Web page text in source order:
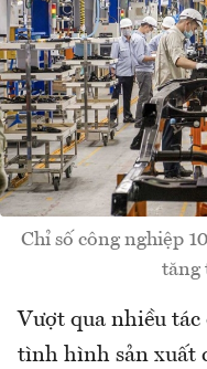
Chỉ số công nghiệp
tăng
Vượt qua nhiều tác
tình hình sản xuất